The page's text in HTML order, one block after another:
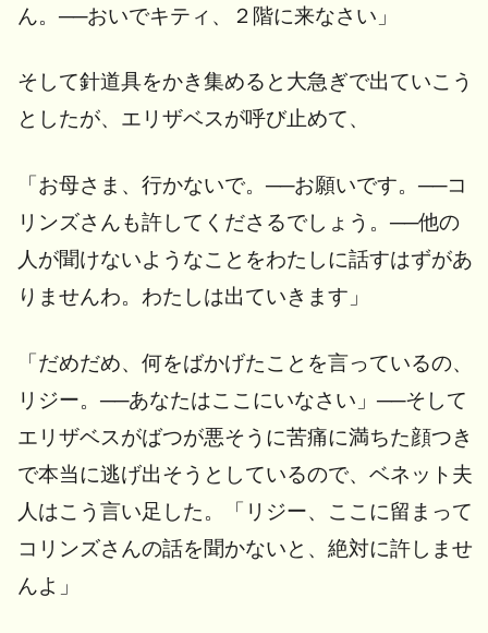
ん。──おいでキティ、２階に来なさい」
そして針道具をかき集めると大急ぎで出ていこう
としたが、エリザベスが呼び止めて、
「お母さま、行かないで。──お願いです。──コ
リンズさんも許してくださるでしょう。──他の
人が聞けないようなことをわたしに話すはずがあ
りませんわ。わたしは出ていきます」
「だめだめ、何をばかげたことを言っているの、
リジー。──あなたはここにいなさい」──そして
エリザベスがばつが悪そうに苦痛に満ちた顔つき
で本当に逃げ出そうとしているので、ベネット夫
人はこう言い足した。「リジー、ここに留まって
コリンズさんの話を聞かないと、絶対に許しませ
んよ」